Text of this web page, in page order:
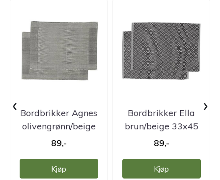
Bordbrikker Agnes
olivengrønn/beige
33x45 cm. 2 ...
89,-
Kjøp
Bordbrikker Ella
brun/beige 33x45
cm. 2 pk.
89,-
Kjøp
‹ ›